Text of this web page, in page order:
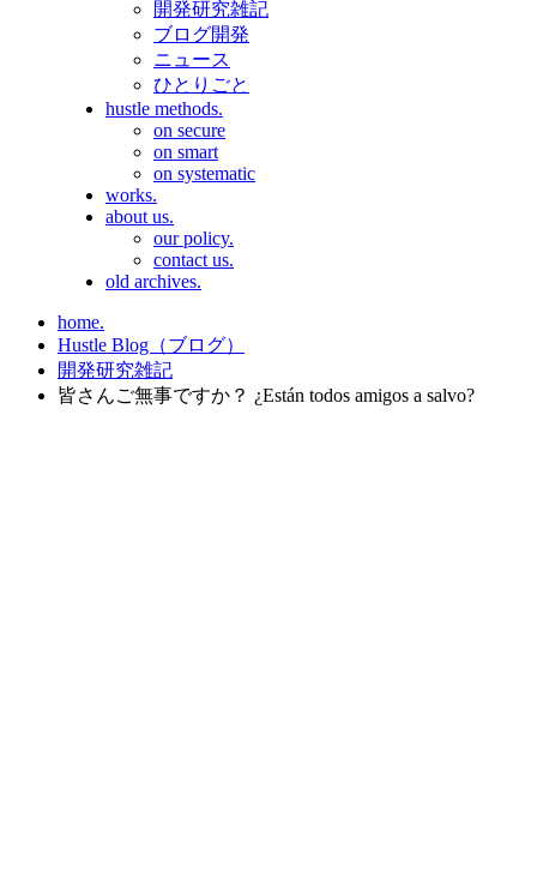
開発研究雑記
ブログ開発
ニュース
ひとりごと
hustle methods.
on secure
on smart
on systematic
works.
about us.
our policy.
contact us.
old archives.
home.
Hustle Blog（ブログ）
開発研究雑記
皆さんご無事ですか？ ¿Están todos amigos a salvo?